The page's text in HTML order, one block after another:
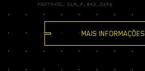
MAIS INFORMAÇÕES